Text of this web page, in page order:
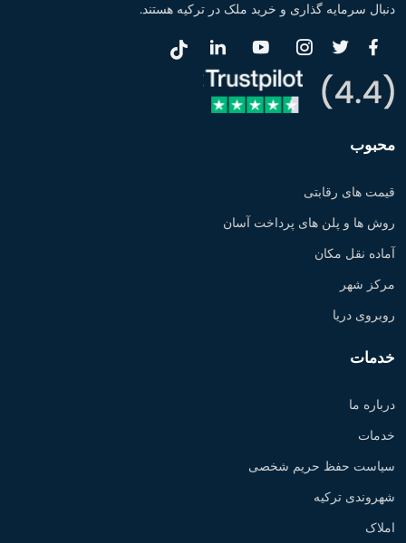
دنبال سرمایه گذاری و خرید ملک در ترکیه هستند.
محبوب
قیمت های رقابتی
روش ها و پلن های پرداخت آسان
آماده نقل مکان
مرکز شهر
روبروی دریا
خدمات
درباره ما
خدمات
سیاست حفظ حریم شخصی
شهروندی ترکیه
املاک